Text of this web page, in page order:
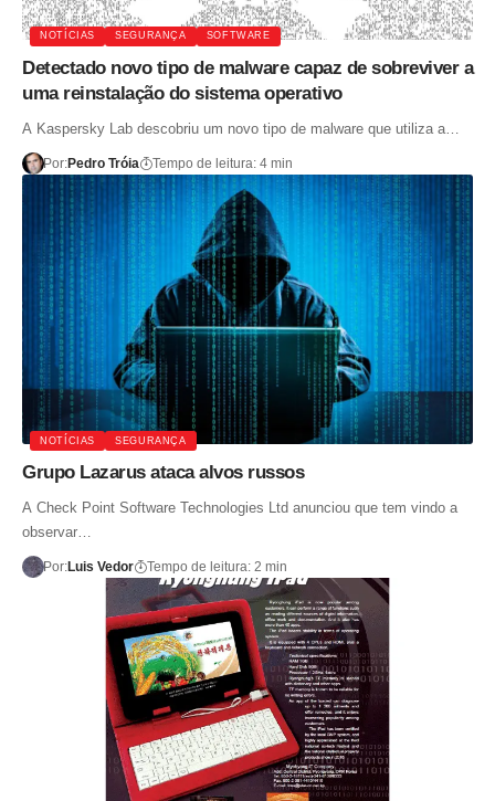
NOTÍCIAS SEGURANÇA SOFTWARE
Detectado novo tipo de malware capaz de sobreviver a
uma reinstalação do sistema operativo
A Kaspersky Lab descobriu um novo tipo de malware que utiliza a…
Por:Pedro Tróia Tempo de leitura: 4 min
NOTÍCIAS SEGURANÇA
Grupo Lazarus ataca alvos russos
A Check Point Software Technologies Ltd anunciou que tem vindo a
observar…
Por:Luis Vedor Tempo de leitura: 2 min